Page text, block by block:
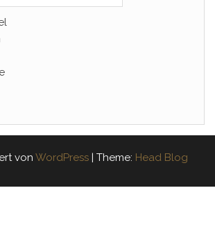
von WordPress | Theme: Head Blog